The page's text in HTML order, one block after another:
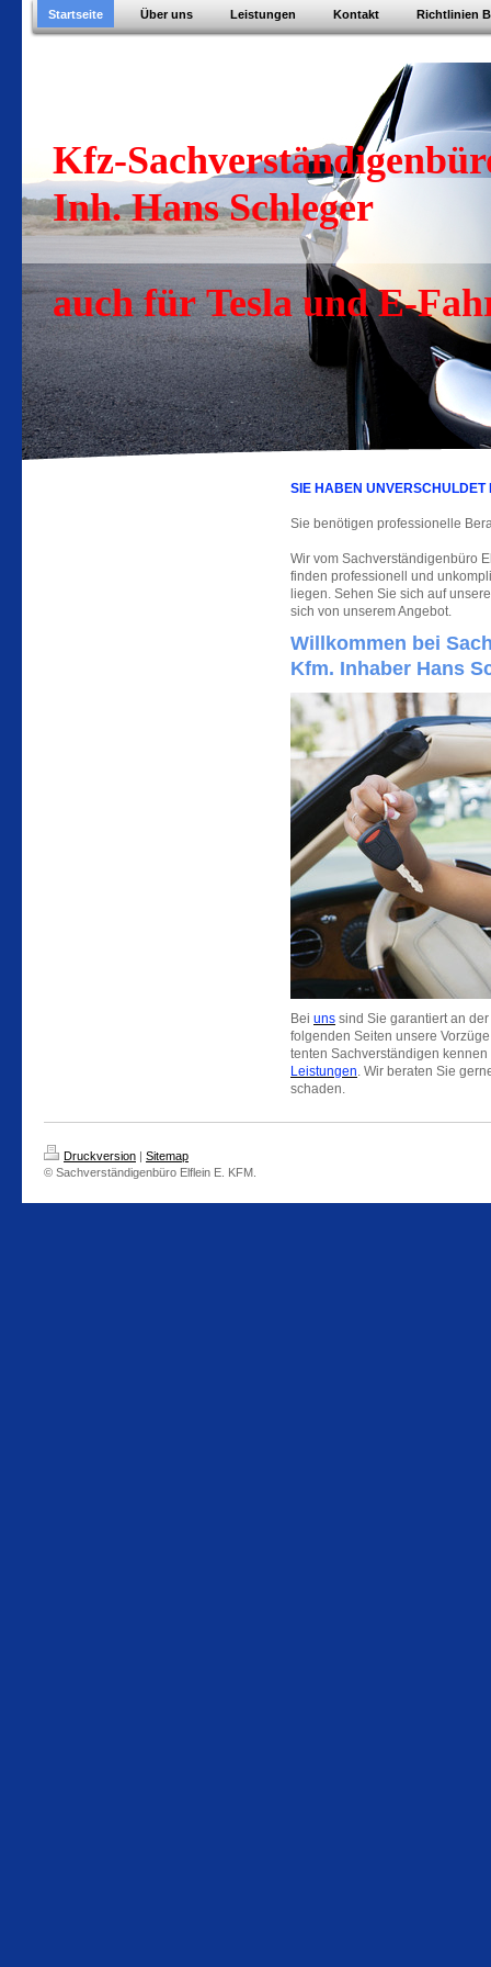
Startseite Über uns Leistungen Kontakt Richtlinien
Kfz-
Inh. Hans Schleger
auch für Tesla und E-
SIE HABEN
Sie benötigen professionelle
Wir vom Sachverständigenbüro
finden professionell und
liegen. Sehen Sie sich auf
sich von unserem Angebot.
Willkommen bei
Kfm. Inhaber Hans
Bei uns sind Sie garantiert an
folgenden Seiten unsere
tenten Sachverständigen
Leistungen. Wir beraten Sie
schaden.
Druckversion | Sitemap
© Sachverständigenbüro Elflein E. KFM.